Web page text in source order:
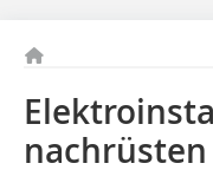
nachrüsten